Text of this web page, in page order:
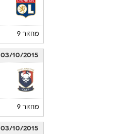
מחזור 9
03/10/2015
מחזור 9
03/10/2015